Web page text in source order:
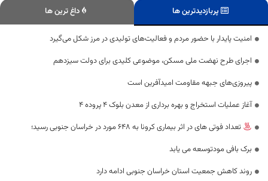
پربازدیدترین ها داغ ترین ها
امنیت پایدار با حضور مردم و فعالیت‌های تولیدی در مرز شکل می‌گیرد
اجرای طرح نهضت ملی مسکن، موضوعی کلیدی برای دولت سیزدهم
پیروزی‌های جبهه مقاومت امیدآفرین است
آغاز عملیات استخراج و بهره برداری از معدن بلوک ۴ پروده ۴
تعداد فوتی های در اثر بیماری کرونا به 648 مورد در خراسان جنوبی رسید؛
برک بافی مودتوسعه می یابد
روند کاهش جمعیت استان خراسان جنوبی ادامه دارد